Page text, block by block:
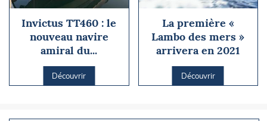
Invictus TT460 : le
nouveau navire
amiral du...
Découvrir
La première «
Lambo des mers »
arrivera en 2021
Découvrir